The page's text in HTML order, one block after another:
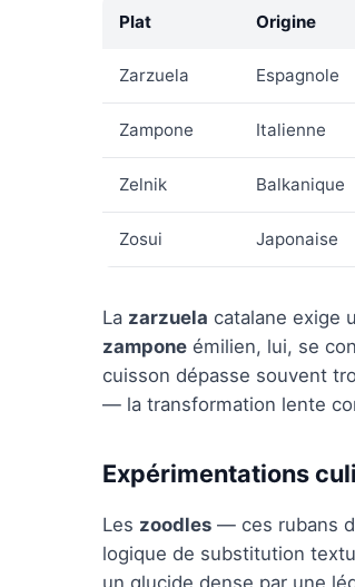
Plat Origine
Zarzuela Espagnole
Zampone Italienne
Zelnik Balkanique
Zosui Japonaise
La zarzuela catalane exige
zampone émilien, lui, se
cuisson dépasse souvent
— la transformation lente
Expérimentations
Les zoodles — ces rubans
logique de substitution
un glucide dense par une